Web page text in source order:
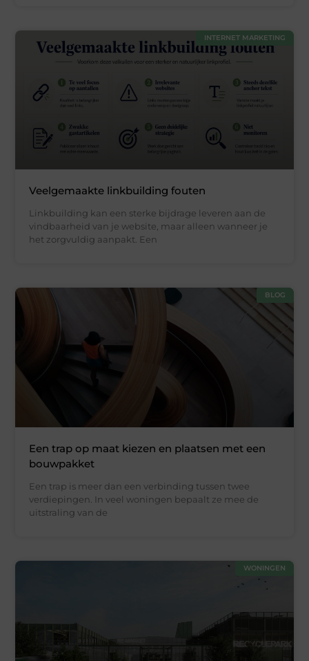
INTERNET MARKETING
Veelgemaakte linkbuilding fouten
Linkbuilding kan een sterke bijdrage leveren aan de
vindbaarheid van je website, maar alleen wanneer je
het zorgvuldig aanpakt. Een
BLOG
Een trap op maat kiezen en plaatsen met een
bouwpakket
Een trap is meer dan een verbinding tussen twee
verdiepingen. In veel woningen bepaalt ze mee de
uitstraling van de
WONINGEN